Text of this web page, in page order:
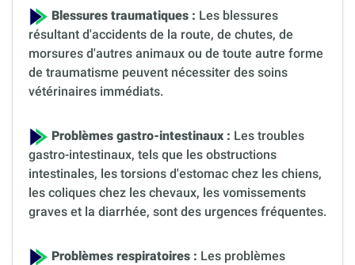
Blessures traumatiques : Les blessures
résultant d'accidents de la route, de chutes, de
morsures d'autres animaux ou de toute autre forme
de traumatisme peuvent nécessiter des soins
vétérinaires immédiats.
Problèmes gastro-intestinaux : Les troubles
gastro-intestinaux, tels que les obstructions
intestinales, les torsions d'estomac chez les chiens,
les coliques chez les chevaux, les vomissements
graves et la diarrhée, sont des urgences fréquentes.
Problèmes respiratoires : Les problèmes